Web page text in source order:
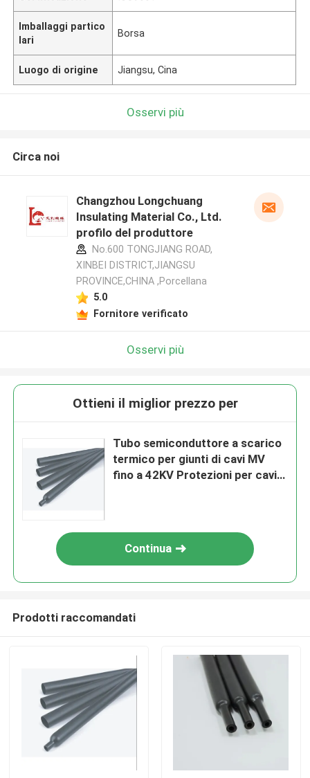
Imballaggi partico
lari
Borsa
Luogo di origine Jiangsu, Cina
Osservi più
Circa noi
Changzhou Longchuang
Insulating Material Co., Ltd.
profilo del produttore
No.600 TONGJIANG ROAD,
XINBEI DISTRICT,JIANGSU
PROVINCE,CHINA ,Porcellana
5.0
Fornitore verificato
Osservi più
Ottieni il miglior prezzo per
Tubo semiconduttore a scarico
termico per giunti di cavi MV
fino a 42KV Protezioni per cavi
Continua
Prodotti raccomandati